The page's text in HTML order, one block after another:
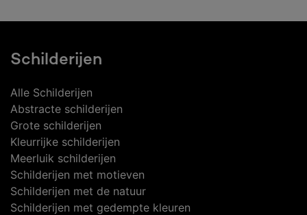
Schilderijen
Alle Schilderijen
Abstracte schilderijen
Grote schilderijen
Kleurrijke schilderijen
Meerluik schilderijen
Schilderijen met motieven
Schilderijen met de natuur
Schilderijen met gedempte kleuren